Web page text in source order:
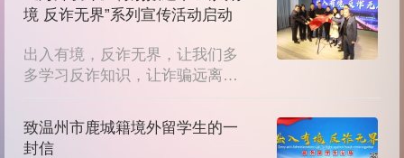
境 反诈无界”系列宣传活动启动
出入有境，反诈无界，让我们多
多学习反诈知识，让诈骗远离所
体。
致温州市鹿城籍境外留学生的一
封信